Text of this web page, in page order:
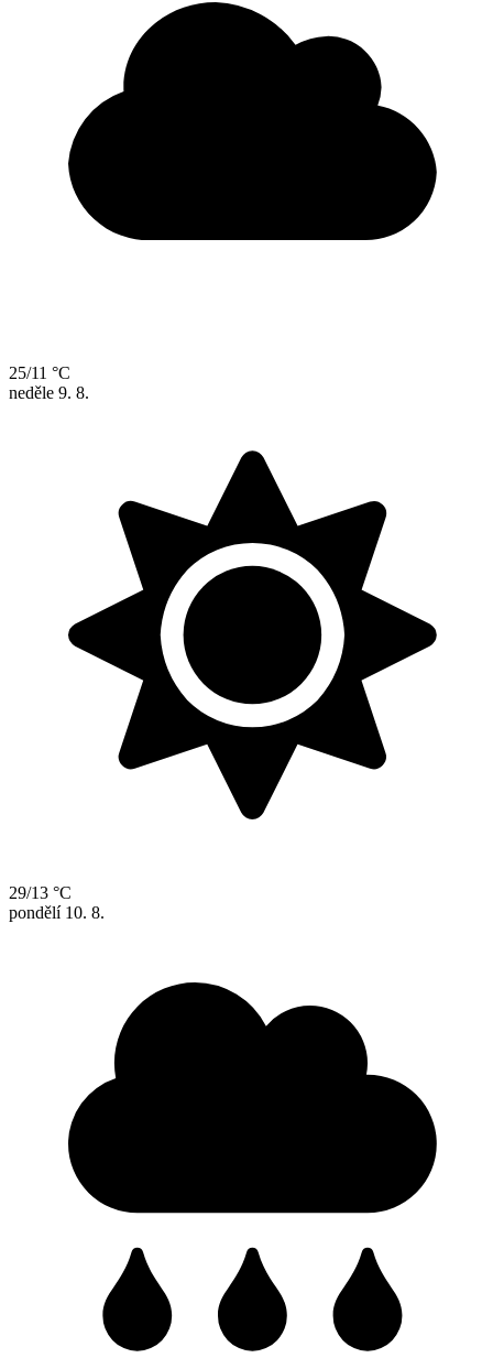
25/11 °C
neděle 9. 8.
29/13 °C
pondělí 10. 8.